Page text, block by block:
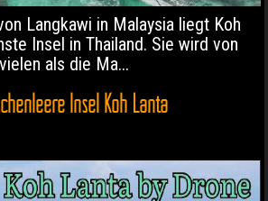
Langkawi in Malaysia liegt Koh
Insel in Thailand. Sie wird von
vielen als die Ma...
Insel Koh Lanta